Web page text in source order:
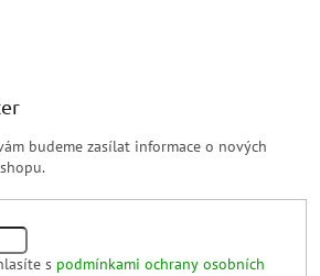
budeme zasílat informace o nových
s podmínkami ochrany osobních